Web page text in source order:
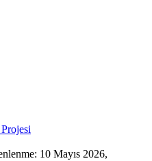
: 10 Mayıs 2026,